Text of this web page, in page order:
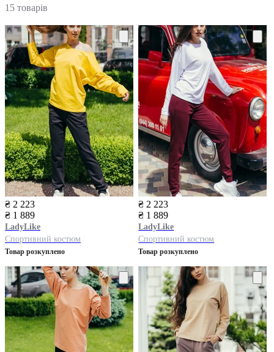
15 товарів
₴ 2 223
₴ 1 889
LadyLike
Спортивний костюм
Товар розкуплено
₴ 2 223
₴ 1 889
LadyLike
Спортивний костюм
Товар розкуплено